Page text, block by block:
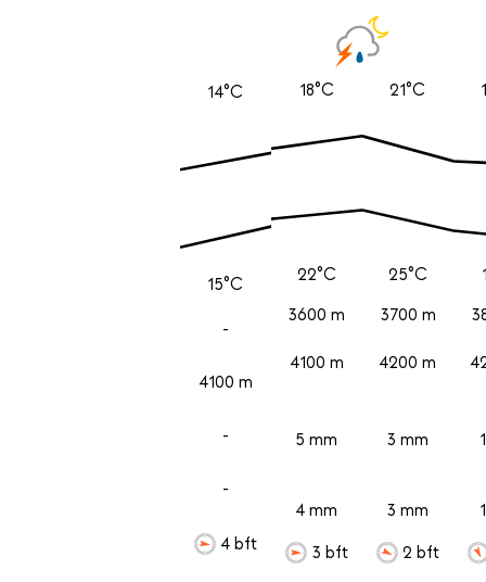
14°C
15°C
-
4100 m
-
-
4 bft
18°C
22°C
3600 m
4100 m
5 mm
4 mm
3 bft
21°C
25°C
3700 m
4200 m
3 mm
3 mm
2 bft